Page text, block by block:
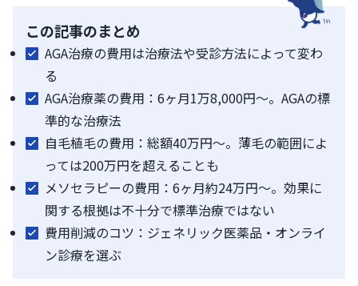
この記事のまとめ
AGA治療の費用は治療法や受診方法によって変わ
る
AGA治療薬の費用：6ヶ月1万8,000円～。AGAの標
準的な治療法
自毛植毛の費用：総額40万円〜。薄毛の範囲によ
っては200万円を超えることも
メソセラピーの費用：6ヶ月約24万円～。効果に
関する根拠は不十分で標準治療ではない
費用削減のコツ：ジェネリック医薬品・オンライ
ン診療を選ぶ